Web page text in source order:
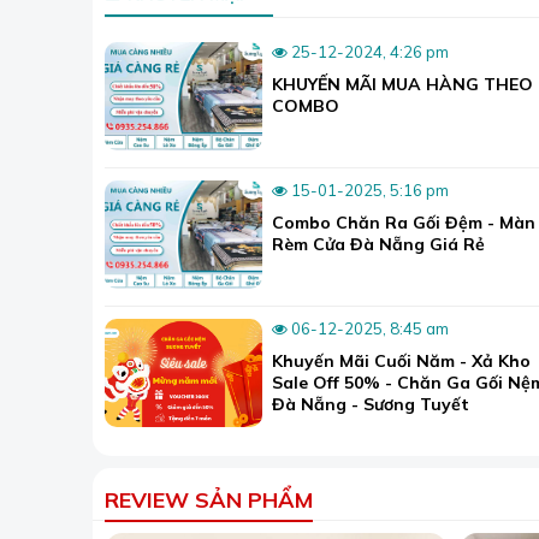
Dài
Rộng
Chất liệu
Cấu tạo
Lớp vải bọc ngoài,
Phụ nữ khi mang thai thì trạng thái cơ thể
cũng nên nóng, khó tính hơn. Do đó, nếu bị
đó, sự xuất hiện của gối ôm bà bầu sẽ đem lại
hơn.
mỗi ngày, em bé dành tới 12 tiếng để ngủ trong
bé, giúp cho luôn có cảm giác an toàn và ngủ
25-12-2024, 4:26 pm
KHUYẾN MÃI MUA HÀNG THEO
COMBO
15-01-2025, 5:16 pm
Combo Chăn Ra Gối Đệm - Màn
Rèm Cửa Đà Nẵng Giá Rẻ
06-12-2025, 8:45 am
Khuyến Mãi Cuối Năm - Xả Kho
Sale Off 50% - Chăn Ga Gối
Đà Nẵng - Sương Tuyết
REVIEW SẢN PHẨM